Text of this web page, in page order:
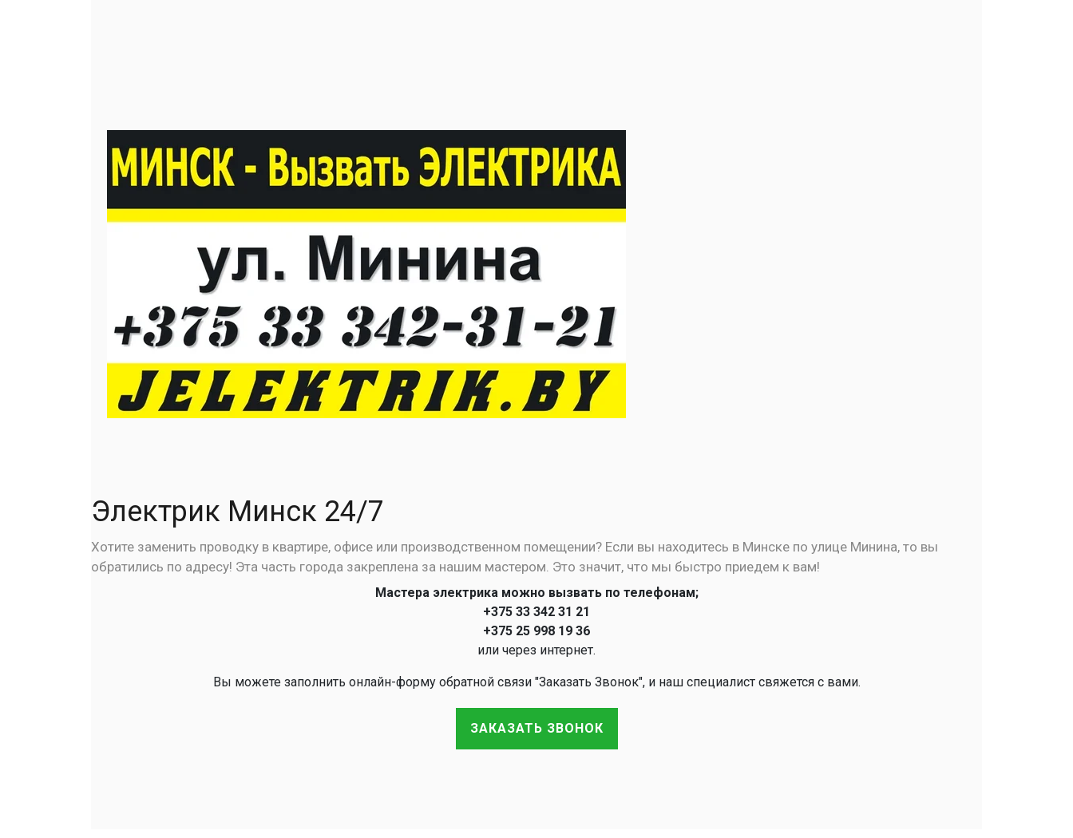
Электрик Минск 24/7
Хотите заменить проводку в квартире, офисе или производственном помещении? Если вы находитесь в Минске по улице Минина, то вы
обратились по адресу! Эта часть города закреплена за нашим мастером. Это значит, что мы быстро приедем к вам!
Мастера электрика можно вызвать по телефонам;
+375 33 342 31 21
+375 25 998 19 36
или через интернет.
Вы можете заполнить онлайн-форму обратной связи "Заказать Звонок", и наш специалист свяжется с вами.
ЗАКАЗАТЬ ЗВОНОК